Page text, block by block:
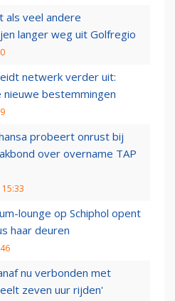
als veel andere
langer weg uit Golfregio
netwerk verder uit:
nieuwe bestemmingen
probeert onrust bij
over overname TAP
lounge op Schiphol opent
haar deuren
nu verbonden met
zeven uur rijden'